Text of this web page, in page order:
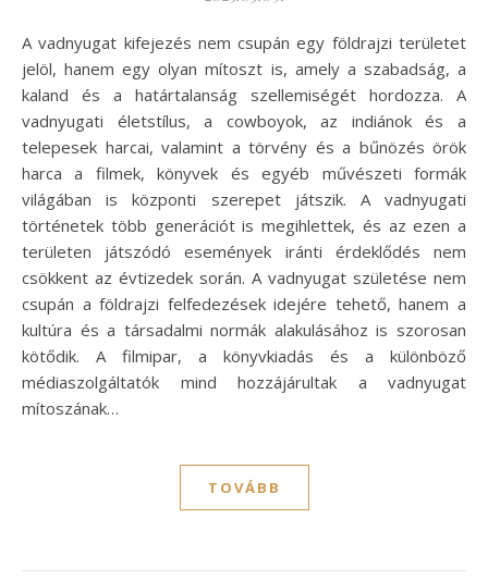
A vadnyugat kifejezés nem csupán egy földrajzi területet
jelöl, hanem egy olyan mítoszt is, amely a szabadság, a
kaland és a határtalanság szellemiségét hordozza. A
vadnyugati életstílus, a cowboyok, az indiánok és a
telepesek harcai, valamint a törvény és a bűnözés örök
harca a filmek, könyvek és egyéb művészeti formák
világában is központi szerepet játszik. A vadnyugati
történetek több generációt is megihlettek, és az ezen a
területen játszódó események iránti érdeklődés nem
csökkent az évtizedek során. A vadnyugat születése nem
csupán a földrajzi felfedezések idejére tehető, hanem a
kultúra és a társadalmi normák alakulásához is szorosan
kötődik. A filmipar, a könyvkiadás és a különböző
médiaszolgáltatók mind hozzájárultak a vadnyugat
mítoszának…
TOVÁBB